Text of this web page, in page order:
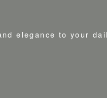
elegance to your